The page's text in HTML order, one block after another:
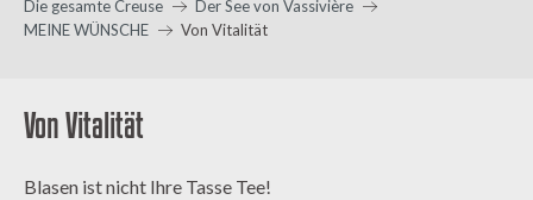
Die gesamte Creuse
Der See von Vassivière
MEINE WÜNSCHE
Von Vitalität
Von Vitalität
Blasen ist nicht Ihre Tasse Tee!